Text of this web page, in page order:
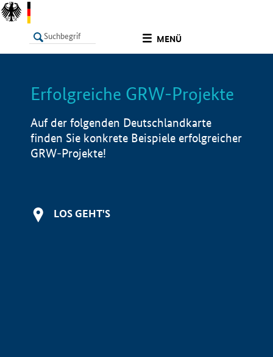
MENÜ
LISTE Info
Erfolgreiche GRW-Projekte
Auf der folgenden Deutschlandkarte
finden Sie konkrete Beispiele erfolgreicher
GRW-Projekte!
LOS GEHT'S